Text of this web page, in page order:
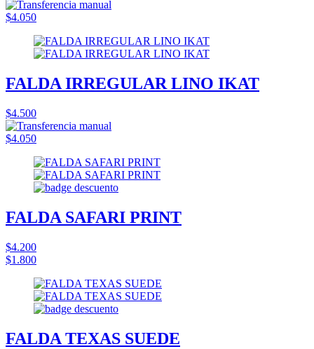
$4.050
FALDA IRREGULAR LINO IKAT
$4.500
$4.050
FALDA SAFARI PRINT
$4.200
$1.800
FALDA TEXAS SUEDE